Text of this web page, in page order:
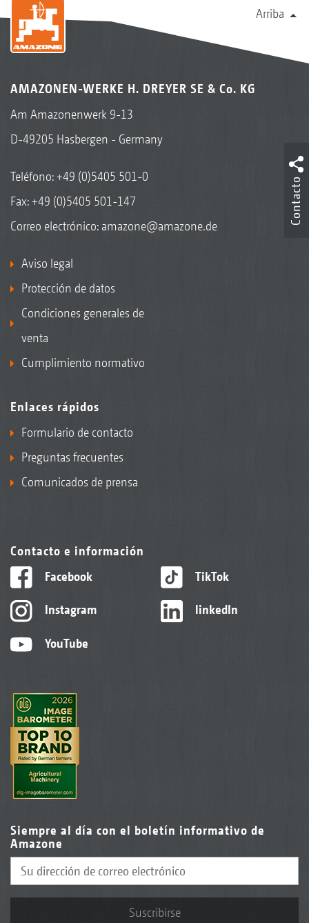
Arriba
AMAZONEN-WERKE H. DREYER SE & Co. KG
Am Amazonenwerk 9-13
D-49205 Hasbergen - Germany
Teléfono:+49 (0)5405 501-0
Fax: +49 (0)5405 501-147
Correo electrónico: amazone@amazone.de
Aviso legal
Protección de datos
Condiciones generales de
venta
Cumplimiento normativo
Enlaces rápidos
Formulario de contacto
Preguntas frecuentes
Comunicados de prensa
Contacto e información
Facebook
Instagram
YouTube
TikTok
linkedIn
Siempre al día con el boletín informativo de
Amazone
Suscribirse
Contacto